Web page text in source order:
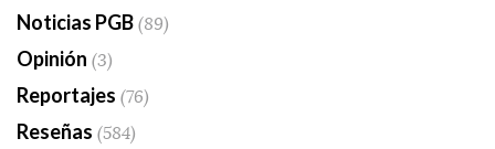
Noticias PGB(89)
Opinión (3)
Reportajes (76)
Reseñas (584)